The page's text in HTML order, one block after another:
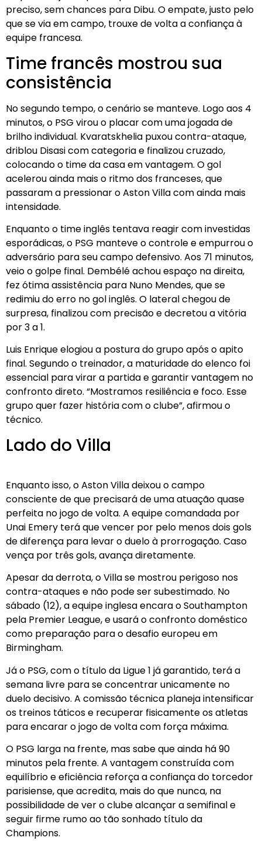
preciso, sem chances para Dibu. O empate, justo pelo
que se via em campo, trouxe de volta a confiança à
equipe francesa.
Time francês mostrou sua
consistência
No segundo tempo, o cenário se manteve. Logo aos 4
minutos, o PSG virou o placar com uma jogada de
brilho individual. Kvaratskhelia puxou contra-ataque,
driblou Disasi com categoria e finalizou cruzado,
colocando o time da casa em vantagem. O gol
acelerou ainda mais o ritmo dos franceses, que
passaram a pressionar o Aston Villa com ainda mais
intensidade.
Enquanto o time inglês tentava reagir com investidas
esporádicas, o PSG manteve o controle e empurrou o
adversário para seu campo defensivo. Aos 71 minutos,
veio o golpe final. Dembélé achou espaço na direita,
fez ótima assistência para Nuno Mendes, que se
redimiu do erro no gol inglês. O lateral chegou de
surpresa, finalizou com precisão e decretou a vitória
por 3 a 1.
Luis Enrique elogiou a postura do grupo após o apito
final. Segundo o treinador, a maturidade do elenco foi
essencial para virar a partida e garantir vantagem no
confronto direto. “Mostramos resiliência e foco. Esse
grupo quer fazer história com o clube”, afirmou o
técnico.
Lado do Villa
Enquanto isso, o Aston Villa deixou o campo
consciente de que precisará de uma atuação quase
perfeita no jogo de volta. A equipe comandada por
Unai Emery terá que vencer por pelo menos dois gols
de diferença para levar o duelo à prorrogação. Caso
vença por três gols, avança diretamente.
Apesar da derrota, o Villa se mostrou perigoso nos
contra-ataques e não pode ser subestimado. No
sábado (12), a equipe inglesa encara o Southampton
pela Premier League, e usará o confronto doméstico
como preparação para o desafio europeu em
Birmingham.
Já o PSG, com o título da Ligue 1 já garantido, terá a
semana livre para se concentrar unicamente no
duelo decisivo. A comissão técnica planeja intensificar
os treinos táticos e recuperar fisicamente os atletas
para encarar o jogo de volta com força máxima.
O PSG larga na frente, mas sabe que ainda há 90
minutos pela frente. A vantagem construída com
equilíbrio e eficiência reforça a confiança do torcedor
parisiense, que acredita, mais do que nunca, na
possibilidade de ver o clube alcançar a semifinal e
seguir firme rumo ao tão sonhado título da
Champions.